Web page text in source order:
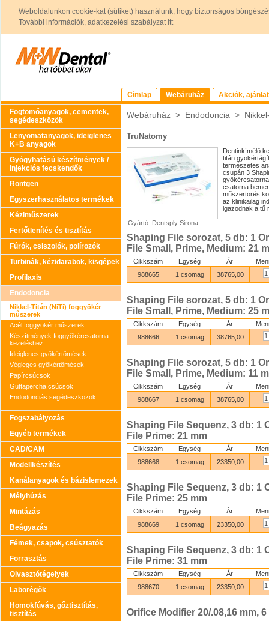
Weboldalunkon cookie-kat (sütiket) használunk, hogy biztonságos
További információk, adatkezelési szabályzat itt
Címlap Webáruház
Akciók,
Fogtömőanyagok, cementek,
segédeszközök
Lenyomatanyagok, ideiglenes
K+B anyagok
Gyógyhatású készítmények /
Injekciós fecskendők
Röntgen
Egyszerhasználatos termékek
Kéziműszerek
Fertőtlenítés és tisztítás
Fúrók, csiszolók, polírozók
Turbinák, kézidarabok, kisgépek
Profilaxis
Endodoncia
Nikkel-Titán (NiTi) foggyökér
műszerek
Acél foggyökér műszerek
Készítmények foggyökércsatorna-
kezeléshez
Ideiglenes gyökértömések
Végleges gyökértömések
Papírcsúcsok
Guttapercha csúcsok
Endodonciás segédeszközök
Fogszabályozás
Egyéb termékek
CAD/CAM
Modellkészítés
Kanálanyagok és bázislemezek
Mélyhúzás
Mintázás
Beágyazás
Fémek, csapok, csúsztatók
Forrasztás
Olvasztótégelyek
Laborégők
Homokfúvás, gőztisztítás,
tisztítás
Webáruház > Endodoncia >
TruNatomy
Gyártó: Dentsply Sirona
Dentinkímélő
titán
természetes
csupán 3
csatorna
műszertörés
az klinikailag
igazodnak a tű
Shaping File sorozat, 5 db: 1
File Small, Prime, Medium: 21
Cikkszám Egység Ár
988665
1 csomag 38765,00
Shaping File sorozat, 5 db: 1
File Small, Prime, Medium: 25
Cikkszám Egység Ár
988666
1 csomag 38765,00
Shaping File sorozat, 5 db: 1
File Small, Prime, Medium: 11
Cikkszám Egység Ár
988667
1 csomag 38765,00
Shaping File Sequenz, 3 db: 1
File Prime: 21 mm
Cikkszám Egység Ár
988668
1 csomag 23350,00
Shaping File Sequenz, 3 db: 1
File Prime: 25 mm
Cikkszám Egység Ár
988669
1 csomag 23350,00
Shaping File Sequenz, 3 db: 1
File Prime: 31 mm
Cikkszám Egység Ár
988670
1 csomag 23350,00
Orifice Modifier 20/.08,16 mm,